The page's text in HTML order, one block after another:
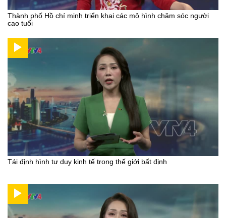
Thành phố Hồ chí minh triển khai các mô hình chăm sóc người
cao tuổi
Tái định hình tư duy kinh tế trong thế giới bất định